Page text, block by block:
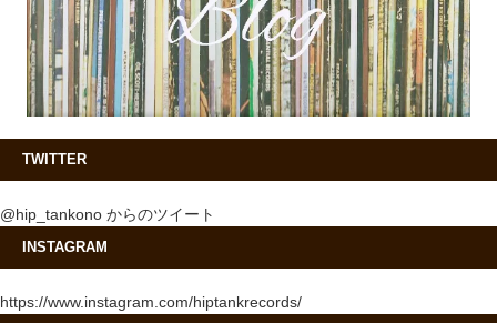
TWITTER
@hip_tankono からのツイート
INSTAGRAM
https://www.instagram.com/hiptankrecords/